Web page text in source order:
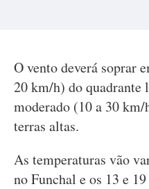
O vento deverá soprar
20 km/h) do quadrante
moderado (10 a 30 km/
terras altas.
As temperaturas vão
no Funchal e os 13 e